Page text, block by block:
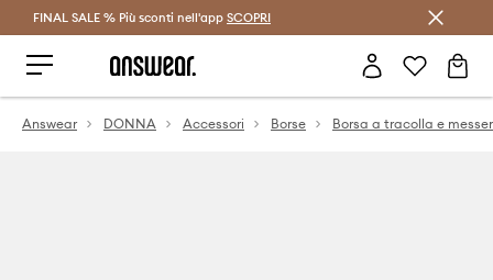
Risparmia con Answear Club >
FINAL SALE % Più sconti nell'app SCOPRI
Answear DONNA Accessori Borse Borsa a tracolla e